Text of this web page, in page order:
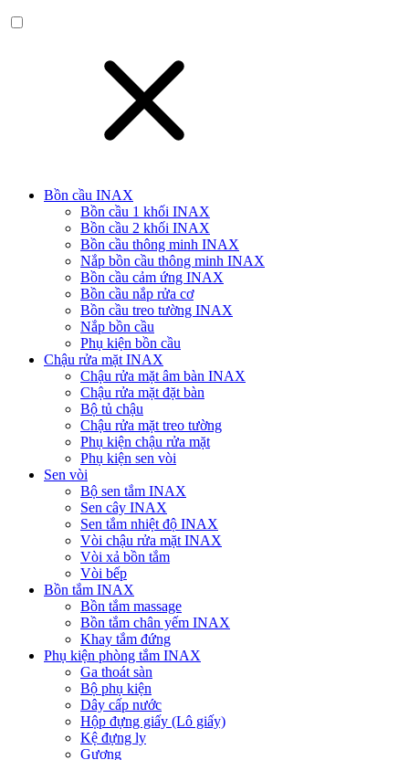
Bồn cầu INAX
Bồn cầu 1 khối INAX
Bồn cầu 2 khối INAX
Bồn cầu thông minh INAX
Nắp bồn cầu thông minh INAX
Bồn cầu cảm ứng INAX
Bồn cầu nắp rửa cơ
Bồn cầu treo tường INAX
Nắp bồn cầu
Phụ kiện bồn cầu
Chậu rửa mặt INAX
Chậu rửa mặt âm bàn INAX
Chậu rửa mặt đặt bàn
Bộ tủ chậu
Chậu rửa mặt treo tường
Phụ kiện chậu rửa mặt
Phụ kiện sen vòi
Sen vòi
Bộ sen tắm INAX
Sen cây INAX
Sen tắm nhiệt độ INAX
Vòi chậu rửa mặt INAX
Vòi xả bồn tắm
Vòi bếp
Bồn tắm INAX
Bồn tắm massage
Bồn tắm chân yếm INAX
Khay tắm đứng
Phụ kiện phòng tắm INAX
Ga thoát sàn
Bộ phụ kiện
Dây cấp nước
Hộp đựng giấy (Lô giấy)
Kệ đựng ly
Gương